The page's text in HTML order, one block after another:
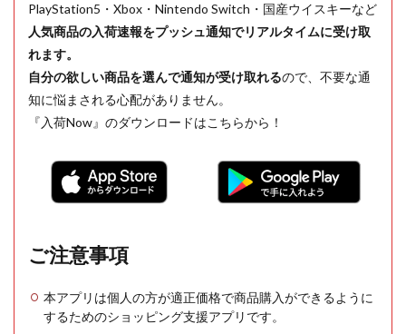
PlayStation5・Xbox・Nintendo Switch・国産ウイスキーなど
人気商品の入荷速報をプッシュ通知でリアルタイムに受け取
れます。
自分の欲しい商品を選んで通知が受け取れるので、不要な通
知に悩まされる心配がありません。
『入荷Now』のダウンロードはこちらから！
ご注意事項
本アプリは個人の方が適正価格で商品購入ができるように
するためのショッピング支援アプリです。